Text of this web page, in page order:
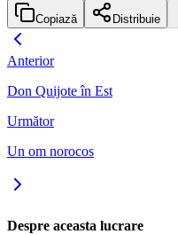
Copiază Distribuie
Anterior
Don Quijote în Est
Următor
Un om norocos
Despre aceasta lucrare